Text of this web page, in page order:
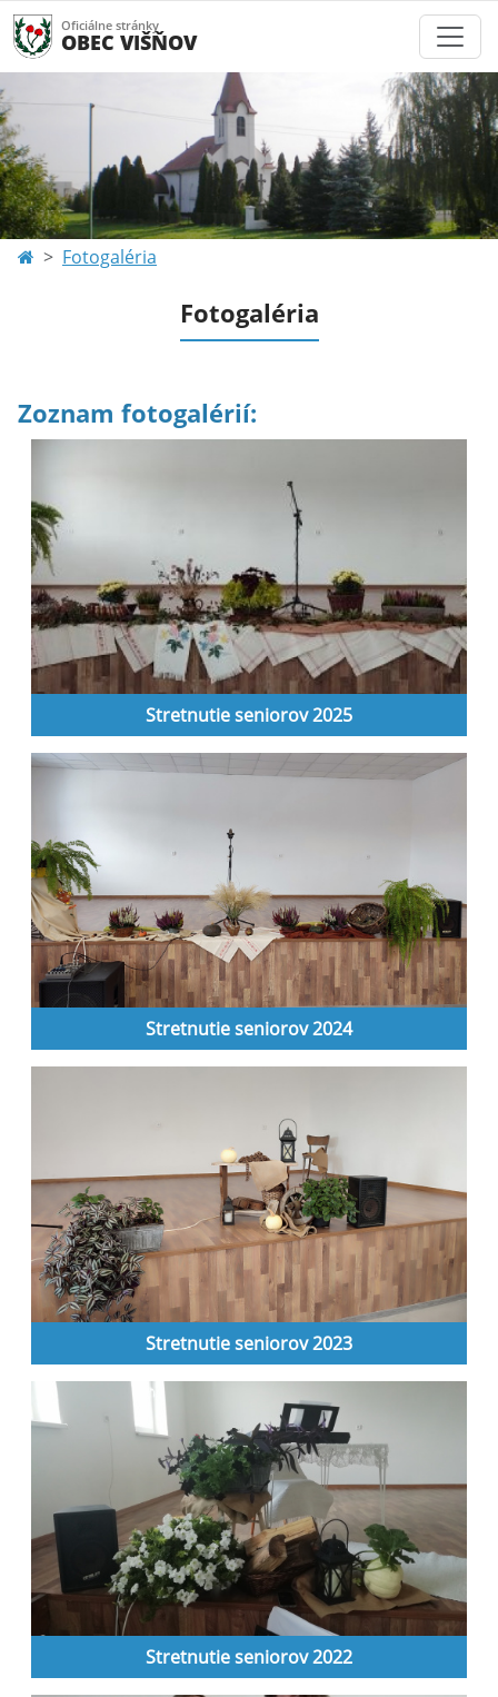
Oficiálne stránky
OBEC VIŠŇOV
Fotogaléria
Fotogaléria
Zoznam fotogalérií:
Stretnutie seniorov 2025
Stretnutie seniorov 2024
Stretnutie seniorov 2023
Stretnutie seniorov 2022